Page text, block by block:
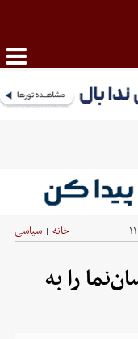
خانه | سیاسی
را به